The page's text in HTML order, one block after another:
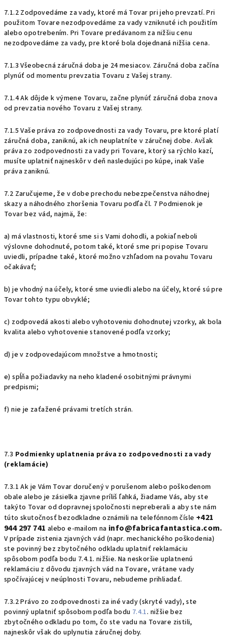
7.1.2 Zodpovedáme za vady, ktoré má Tovar pri jeho prevzatí. Pri
použitom Tovare nezodpovedáme za vady vzniknuté ich použitím
alebo opotrebením. Pri Tovare predávanom za nižšiu cenu
nezodpovedáme za vady, pre ktoré bola dojednaná nižšia cena.
7.1.3 Všeobecná záručná doba je 24 mesiacov. Záručná doba začína
plynúť od momentu prevzatia Tovaru z Vašej strany.
7.1.4 Ak dôjde k výmene Tovaru, začne plynúť záručná doba znova
od prevzatia nového Tovaru z Vašej strany.
7.1.5 Vaše práva zo zodpovednosti za vady Tovaru, pre ktoré platí
záručná doba, zaniknú, ak ich neuplatníte v záručnej dobe. Avšak
práva zo zodpovednosti za vady pri Tovare, ktorý sa rýchlo kazí,
musíte uplatniť najneskôr v deň nasledujúci po kúpe, inak Vaše
práva zaniknú.
7.2 Zaručujeme, že v dobe prechodu nebezpečenstva náhodnej
skazy a náhodného zhoršenia Tovaru podľa čl. 7 Podmienok je
Tovar bez vád, najmä, že:
a) má vlastnosti, ktoré sme si s Vami dohodli, a pokiaľ neboli
výslovne dohodnuté, potom také, ktoré sme pri popise Tovaru
uviedli, prípadne také, ktoré možno vzhľadom na povahu Tovaru
očakávať;
b) je vhodný na účely, ktoré sme uviedli alebo na účely, ktoré sú pre
Tovar tohto typu obvyklé;
c) zodpovedá akosti alebo vyhotoveniu dohodnutej vzorky, ak bola
kvalita alebo vyhotovenie stanovené podľa vzorky;
d) je v zodpovedajúcom množstve a hmotnosti;
e) spĺňa požiadavky na neho kladené osobitnými právnymi
predpismi;
f) nie je zaťažené právami tretích strán.
7.3 Podmienky uplatnenia práva zo zodpovednosti za vady
(reklamácie)
7.3.1 Ak je Vám Tovar doručený v porušenom alebo poškodenom
obale alebo je zásielka zjavne príliš ľahká, žiadame Vás, aby ste
takýto Tovar od dopravnej spoločnosti nepreberali a aby ste nám
túto skutočnosť bezodkladne oznámili na telefónnom čísle +421
944 297 741 alebo e-mailom na info@fabricafantastica.com.
V prípade zistenia zjavných vád (napr. mechanického poškodenia)
ste povinný bez zbytočného odkladu uplatniť reklamáciu
spôsobom podľa bodu 7.4.1. nižšie. Na neskoršie uplatnenú
reklamáciu z dôvodu zjavných vád na Tovare, vrátane vady
spočívajúcej v neúplnosti Tovaru, nebudeme prihliadať.
7.3.2 Právo zo zodpovednosti za iné vady (skryté vady), ste
povinný uplatniť spôsobom podľa bodu 7.4.1. nižšie bez
zbytočného odkladu po tom, čo ste vadu na Tovare zistili,
najneskôr však do uplynutia záručnej doby.